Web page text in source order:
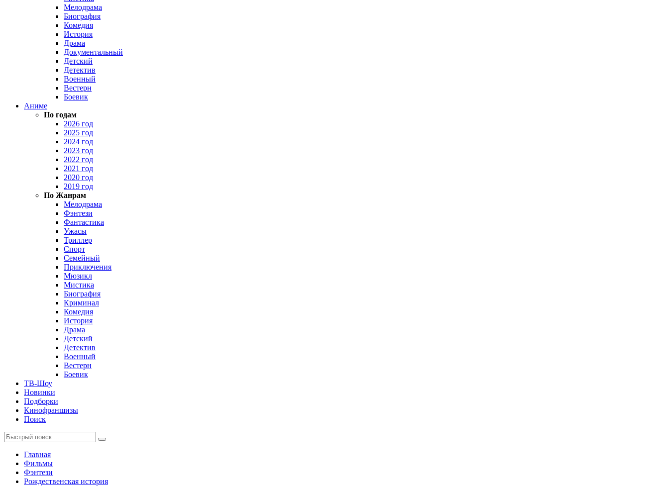
Мелодрама
Биография
Комедия
История
Драма
Документальный
Детский
Детектив
Военный
Вестерн
Боевик
Аниме
По годам
2026 год
2025 год
2024 год
2023 год
2022 год
2021 год
2020 год
2019 год
По Жанрам
Мелодрама
Фэнтези
Фантастика
Ужасы
Триллер
Спорт
Семейный
Приключения
Мюзикл
Мистика
Биография
Криминал
Комедия
История
Драма
Детский
Детектив
Военный
Вестерн
Боевик
ТВ-Шоу
Новинки
Подборки
Кинофраншизы
Поиск
Главная
Фильмы
Фэнтези
Рождественская история